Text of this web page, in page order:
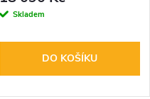
Skladem
DO KOŠÍKU